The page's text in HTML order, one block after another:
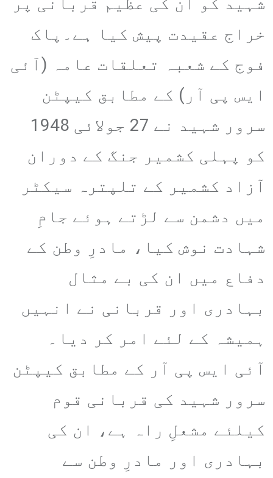
خراج عقیدت پیش کیا ہے۔پاک
فوج کے شعبہ تعلقات عامہ (آئی
ایس پی آر) کے مطابق کیپٹن
سرور شہید نے 27 جولائی 1948
کو پہلی کشمیر جنگ کے دوران
آزاد کشمیر کے تلپترہ سیکٹر
میں دشمن سے لڑتے ہوئے جامِ
شہادت نوش کیا، مادرِ وطن کے
دفاع میں ان کی بے مثال
بہادری اور قربانی نے انہیں
ہمیشہ کے لئے امر کر دیا۔
آئی ایس پی آر کے مطابق کیپٹن
سرور شہید کی قربانی قوم
کیلئے مشعلِ راہ ہے، ان کی
بہادری اور مادرِ وطن سے